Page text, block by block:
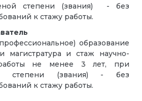
степени (звания) - без
к стажу работы.
образование
магистратура и стаж научно-
работы не менее 3 лет, при
степени (звания) - без
к стажу работы.